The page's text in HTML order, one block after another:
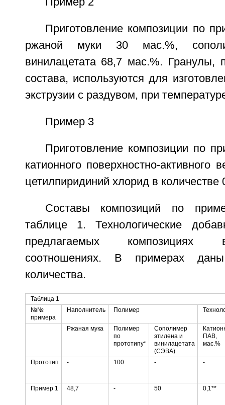
Приготовление композиции по
ржаной муки 30 мас.%,
винилацетата 68,7 мас.%. Гранулы,
состава, используются для
экструзии с раздувом, при
Пример 3
Приготовление композиции по
катионного поверхностно-активного
цетилпиридиний хлорид в количестве
Составы композиций по
таблице 1. Технологические
предлагаемых композициях
соотношениях. В примерах
количества.
Таблица 1
№№
примера
Наполнитель Полимер
Ржаная мука
Полимер
по
прототипу*
Сополимер
этилена и
винилацетата
(СЭВА)
ПАВ,
мас.%
Прототип - 100 - -
Пример 1 48,7 - 50 0,1**